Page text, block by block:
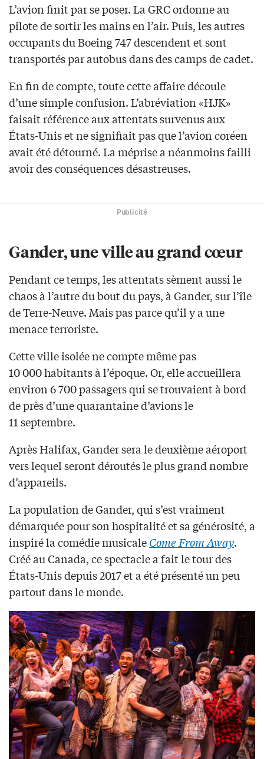
L’avion finit par se poser. La GRC ordonne au
pilote de sortir les mains en l’air. Puis, les autres
occupants du Boeing 747 descendent et sont
transportés par autobus dans des camps de cadet.
En fin de compte, toute cette affaire découle
d’une simple confusion. L’abréviation «HJK»
faisait référence aux attentats survenus aux
États-Unis et ne signifiait pas que l’avion coréen
avait été détourné. La méprise a néanmoins failli
avoir des conséquences désastreuses.
Publicité
Gander, une ville au grand cœur
Pendant ce temps, les attentats sèment aussi le
chaos à l’autre du bout du pays, à Gander, sur l’île
de Terre-Neuve. Mais pas parce qu’il y a une
menace terroriste.
Cette ville isolée ne compte même pas
10 000 habitants à l’époque. Or, elle accueillera
environ 6 700 passagers qui se trouvaient à bord
de près d’une quarantaine d’avions le
11 septembre.
Après Halifax, Gander sera le deuxième aéroport
vers lequel seront déroutés le plus grand nombre
d’appareils.
La population de Gander, qui s’est vraiment
démarquée pour son hospitalité et sa générosité, a
inspiré la comédie musicaleCome From Away.
Créé au Canada, ce spectacle a fait le tour des
États-Unis depuis 2017 et a été présenté un peu
partout dans le monde.